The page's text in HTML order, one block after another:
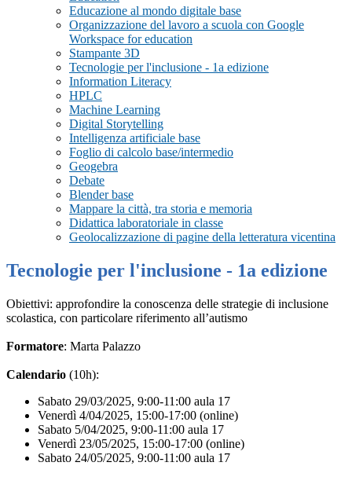
Educazione al mondo digitale base
Organizzazione del lavoro a scuola con Google
Workspace for education
Stampante 3D
Tecnologie per l'inclusione - 1a edizione
Information Literacy
HPLC
Machine Learning
Digital Storytelling
Intelligenza artificiale base
Foglio di calcolo base/intermedio
Geogebra
Debate
Blender base
Mappare la città, tra storia e memoria
Didattica laboratoriale in classe
Geolocalizzazione di pagine della letteratura vicentina
Tecnologie per l'inclusione - 1a edizione
Obiettivi: approfondire la conoscenza delle strategie di inclusione
scolastica, con particolare riferimento all’autismo
Formatore: Marta Palazzo
Calendario (10h):
Sabato 29/03/2025, 9:00-11:00 aula 17
Venerdì 4/04/2025, 15:00-17:00 (online)
Sabato 5/04/2025, 9:00-11:00 aula 17
Venerdì 23/05/2025, 15:00-17:00 (online)
Sabato 24/05/2025, 9:00-11:00 aula 17